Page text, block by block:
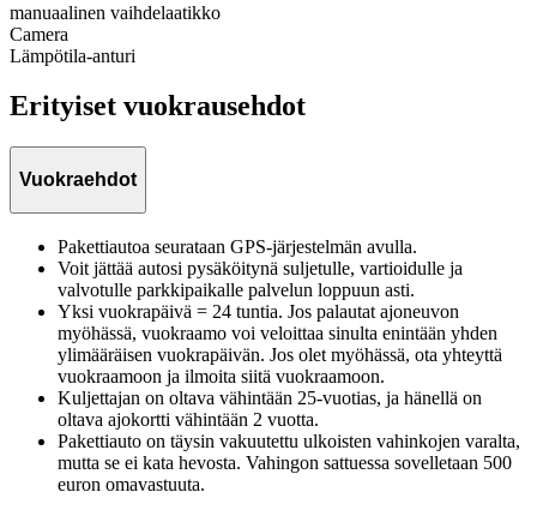
manuaalinen vaihdelaatikko
Camera
Lämpötila-anturi
Erityiset vuokrausehdot
Vuokraehdot
Pakettiautoa seurataan GPS-järjestelmän avulla.
Voit jättää autosi pysäköitynä suljetulle, vartioidulle ja
valvotulle parkkipaikalle palvelun loppuun asti.
Yksi vuokrapäivä = 24 tuntia. Jos palautat ajoneuvon
myöhässä, vuokraamo voi veloittaa sinulta enintään yhden
ylimääräisen vuokrapäivän. Jos olet myöhässä, ota yhteyttä
vuokraamoon ja ilmoita siitä vuokraamoon.
Kuljettajan on oltava vähintään 25-vuotias, ja hänellä on
oltava ajokortti vähintään 2 vuotta.
Pakettiauto on täysin vakuutettu ulkoisten vahinkojen varalta,
mutta se ei kata hevosta. Vahingon sattuessa sovelletaan 500
euron omavastuuta.